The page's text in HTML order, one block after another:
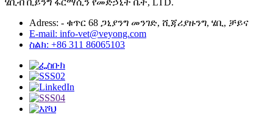
ሄቢቭ ቪይንግ ፋርማሲን የመድኃኒት ቤት, LTD.
Adress: - ቁጥር 68 ጋኒያንግ መንገድ, ሺጃሪያዙንግ, ሄቢ, ቻይና
E-mail: info-vet@veyong.com
ስልክ: +86 311 86065103